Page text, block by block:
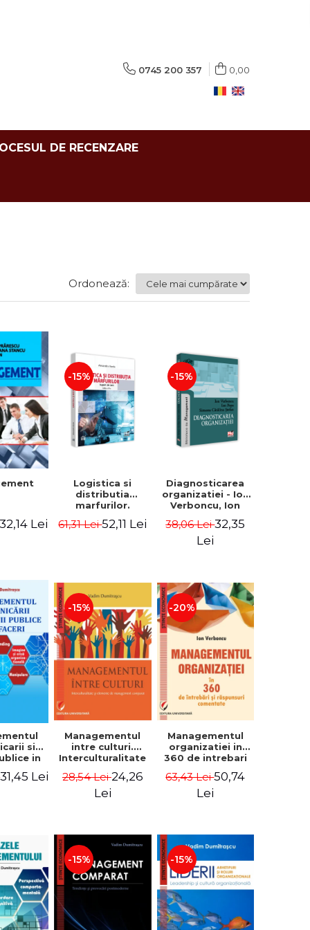
0745 200 357 0,00
DE RECENZARE
Ordonează:
32,14 Lei
-15%
Logistica si
distributia
marfurilor.
Editia a VI-a -
61,31 Lei52,11 Lei
-15%
Diagnosticarea
organizatiei - Ion
Verboncu, Ion
Catalina Stefan
38,06 Lei32,35
Lei
si
in
31,45 Lei
-15%
Managementul
intre culturi.
Interculturalitate
management
comparat -
28,54 Lei24,26
Lei
-20%
Managementul
organizatiei in
360 de intrebari
comentate - Ion
Verboncu
63,43 Lei50,74
Lei
-15% -15%